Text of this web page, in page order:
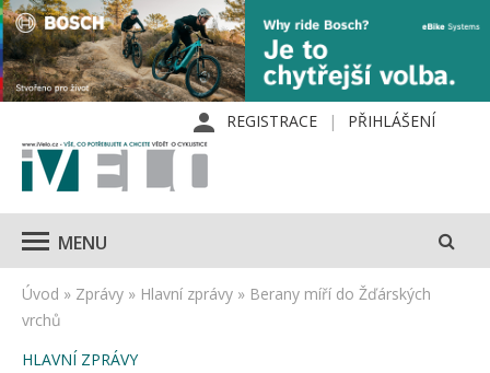
REGISTRACE PŘIHLÁŠENÍ
MENU
Úvod » Zprávy » Hlavní zprávy » Berany míří do Žďárských
vrchů
HLAVNÍ ZPRÁVY